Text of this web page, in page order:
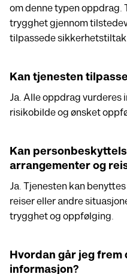
om denne typen oppdrag.
trygghet gjennom
tilpassede
Kan tjenesten
Ja. Alle oppdrag vurderes
risikobilde og ønsket
Kan
arrangementer og
Ja. Tjenesten kan
reiser eller andre
trygghet og oppfølging.
Hvordan går jeg
informasjon?